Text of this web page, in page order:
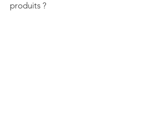
produits ?